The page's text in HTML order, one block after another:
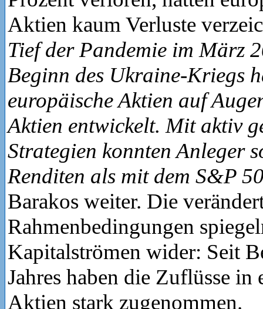
Aktien kaum Verluste
Tief der Pandemie im März
Beginn des Ukraine-Kriegs
europäische Aktien auf
Aktien entwickelt. Mit aktiv
Strategien konnten Anleger
Renditen als mit dem S&P
Barakos weiter. Die
Rahmenbedingungen
Kapitalströmen wider: Seit
Jahres haben die Zuflüsse in
Aktien stark zugenommen.